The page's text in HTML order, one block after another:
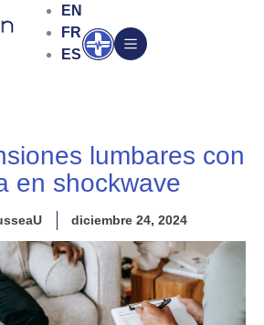
EN
FR
ES
Abrir
lumbares con
en shockwave
diciembre 24, 2024